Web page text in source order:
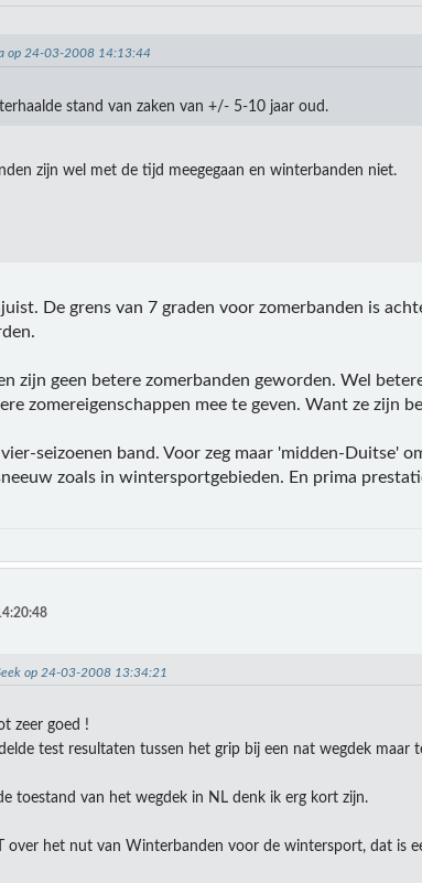
op 24-03-2008 14:13:44
stand van zaken van +/- 5-10 jaar oud.
zijn wel met de tijd meegegaan en winterbanden niet.
De grens van 7 graden voor zomerbanden is
zijn geen betere zomerbanden geworden. Wel
zomereigenschappen mee te geven. Want ze zijn
seizoenen band. Voor zeg maar 'midden-Duitse'
zoals in wintersportgebieden. En prima
op 24-03-2008 13:34:21
zeer goed !
test resultaten tussen het grip bij een nat wegdek maar
toestand van het wegdek in NL denk ik erg kort zijn.
over het nut van Winterbanden voor de wintersport, dat is